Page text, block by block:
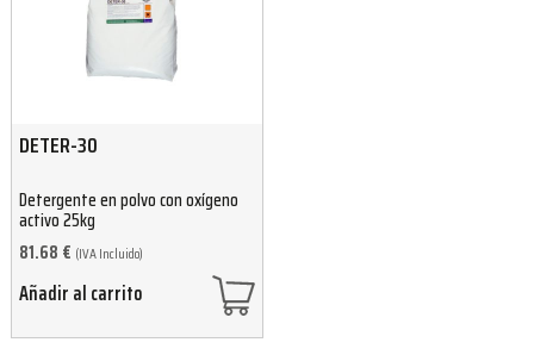
DETER-30
Detergente en polvo con oxígeno
activo 25kg
81.68 € (IVA Incluido)
Añadir al carrito